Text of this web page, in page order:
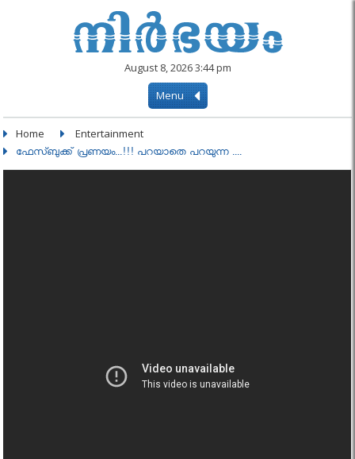
August 8, 2026 3:44 pm
Menu
Home Entertainment
ഫേസ്ബുക്ക്‌ പ്രണയം...!!! പറയാതെ പറയുന്ന ....